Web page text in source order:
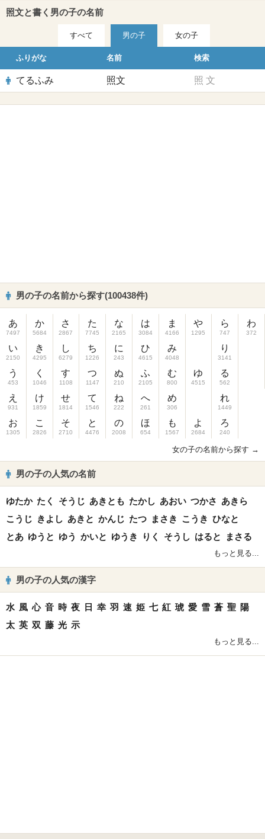
照文と書く男の子の名前
すべて 男の子 女の子
ふりがな 名前 検索
てるふみ 照文 照 文
男の子の名前から探す(100438件)
あ
7497
い
2150
う
453
え
931
お
1305
か
5684
き
4295
く
1046
け
1859
こ
2826
さ
2867
し
6279
す
1108
せ
1814
そ
2710
た
7745
ち
1226
つ
1147
て
1546
と
4476
な
2165
に
243
ぬ
210
ね
222
の
2008
は
3084
ひ
4615
ふ
2105
へ
261
ほ
654
ま
4166
み
4048
む
800
め
306
も
1567
や
1295
ゆ
4515
よ
2684
ら
747
り
3141
る
562
れ
1449
ろ
240
わ
372
女の子の名前から探す →
男の子の人気の名前
ゆたか たく そうじ あきとも たかし あおい つかさ あきら
こうじ きよし あきと かんじ たつ まさき こうき ひなと
とあ ゆうと ゆう かいと ゆうき りく そうし はると まさる
もっと見る...
男の子の人気の漢字
水 風 心 音 時 夜 日 幸 羽 速 姫 七 紅 琥 愛 雪 蒼 聖 陽
太 英 双 藤 光 示
もっと見る...